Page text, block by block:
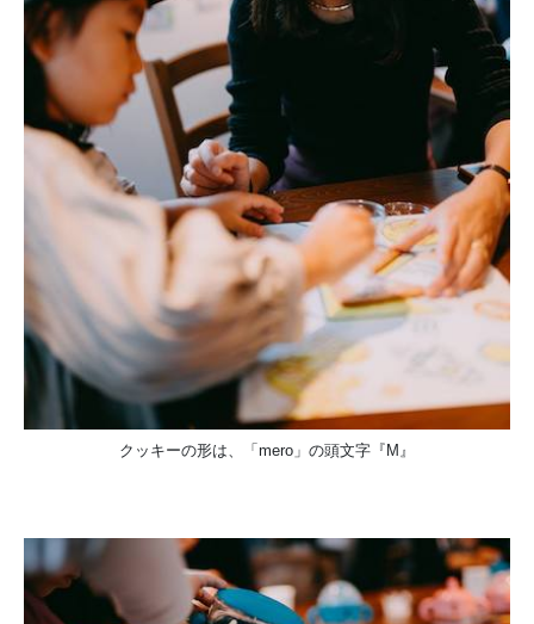
クッキーの形は、「mero」の頭文字『M』